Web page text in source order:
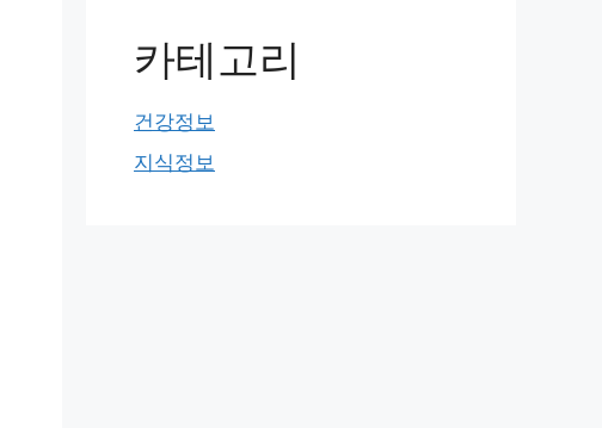
카테고리
건강정보
지식정보